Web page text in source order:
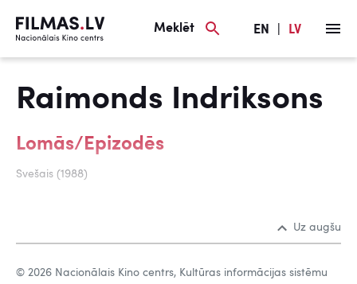
Meklēt EN LV
Raimonds Indriksons
Lomās/Epizodēs
Svešais (1988)
Uz augšu
© 2026 Nacionālais Kino centrs, Kultūras informācijas sistēmu